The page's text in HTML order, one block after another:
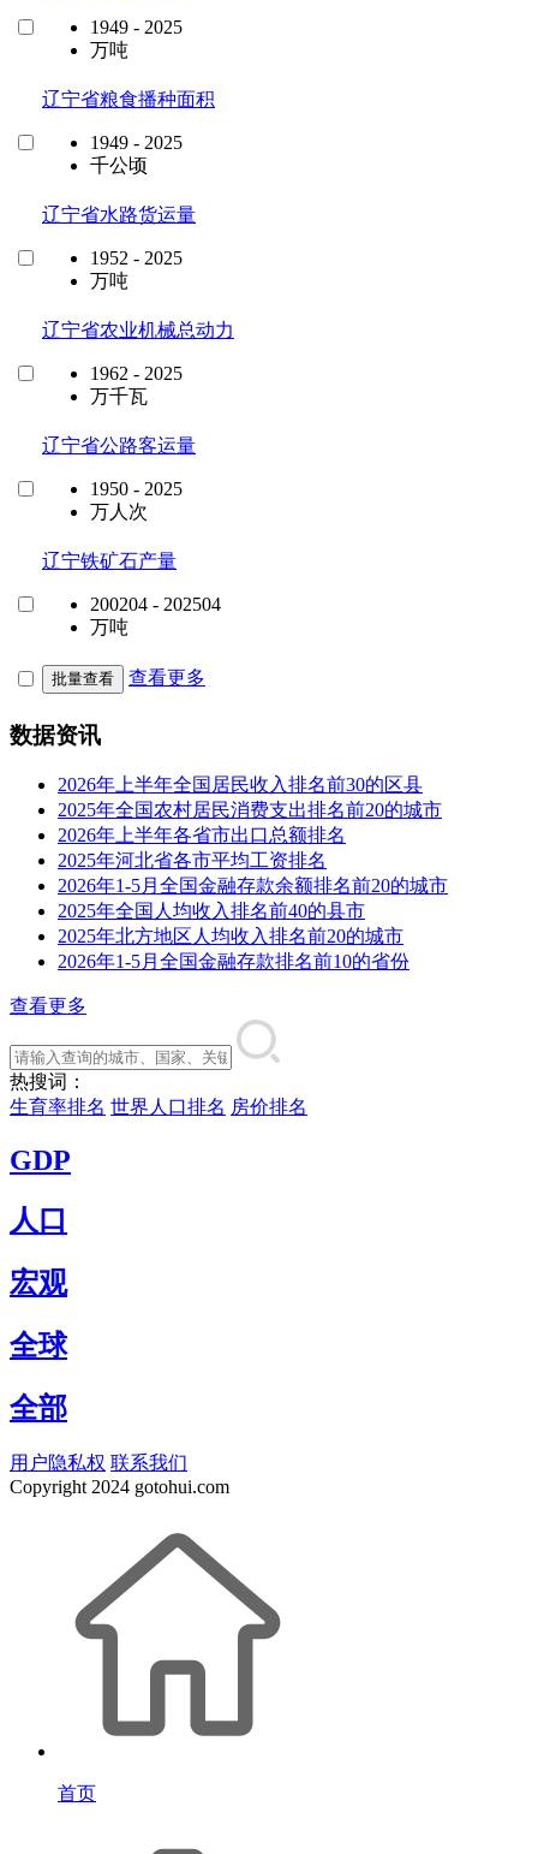
1949 - 2025
万吨
辽宁省粮食播种面积
1949 - 2025
千公顷
辽宁省水路货运量
1952 - 2025
万吨
辽宁省农业机械总动力
1962 - 2025
万千瓦
辽宁省公路客运量
1950 - 2025
万人次
辽宁铁矿石产量
200204 - 202504
万吨
批量查看 查看更多
数据资讯
2026年上半年全国居民收入排名前30的区县
2025年全国农村居民消费支出排名前20的城市
2026年上半年各省市出口总额排名
2025年河北省各市平均工资排名
2026年1-5月全国金融存款余额排名前20的城市
2025年全国人均收入排名前40的县市
2025年北方地区人均收入排名前20的城市
2026年1-5月全国金融存款排名前10的省份
查看更多
热搜词：
生育率排名 世界人口排名 房价排名
GDP
人口
宏观
全球
全部
用户隐私权 联系我们
Copyright 2024 gotohui.com
首页